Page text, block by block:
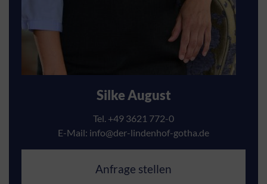
Silke August
Tel. +49 3621 772-0
E-Mail: info@der-lindenhof-gotha.de
Anfrage stellen